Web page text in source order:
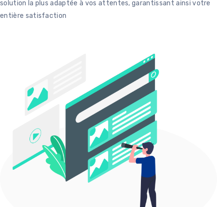
solution la plus adaptée à vos attentes, garantissant ainsi votre
entière satisfaction